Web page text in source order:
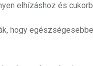
elhízáshoz és
hogy